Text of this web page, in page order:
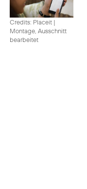
Credits: Placeit |
Montage, Ausschnitt
bearbeitet